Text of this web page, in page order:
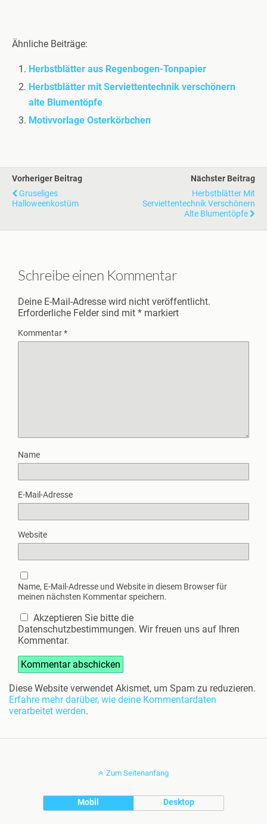
Ähnliche Beiträge:
Herbstblätter aus Regenbogen-Tonpapier
Herbstblätter mit Serviettentechnik verschönern
alte Blumentöpfe
Motivvorlage Osterkörbchen
Vorheriger Beitrag
Gruseliges
Halloweenkostüm
Nächster Beitrag
Herbstblätter Mit
Serviettentechnik Verschönern
Alte Blumentöpfe
Schreibe einen Kommentar
Deine E-Mail-Adresse wird nicht veröffentlicht.
Erforderliche Felder sind mit * markiert
Kommentar*
Name
E-Mail-Adresse
Website
Name, E-Mail-Adresse und Website in diesem Browser für
meinen nächsten Kommentar speichern.
Akzeptieren Sie bitte die
Datenschutzbestimmungen. Wir freuen uns auf Ihren
Kommentar.
Diese Website verwendet Akismet, um Spam zu reduzieren.
Erfahre mehr darüber, wie deine Kommentardaten
verarbeitet werden.
Zum Seitenanfang
Mobil Desktop